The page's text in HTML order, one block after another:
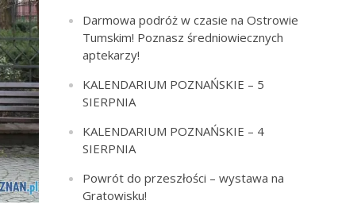
Darmowa podróż w czasie na Ostrowie
Tumskim! Poznasz średniowiecznych
aptekarzy!
KALENDARIUM POZNAŃSKIE – 5
SIERPNIA
KALENDARIUM POZNAŃSKIE – 4
SIERPNIA
Powrót do przeszłości – wystawa na
Gratowisku!